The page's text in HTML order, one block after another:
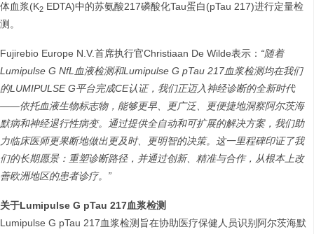
体血浆(K2 EDTA)中的苏氨酸217磷酸化Tau蛋白(pTau 217)进行定量检
测。
Fujirebio Europe N.V.首席执行官Christiaan De Wilde表示： “随着
Lumipulse G NfL血液检测和Lumipulse G pTau 217血浆检测均在我们
的LUMIPULSE G平台完成CE认证，我们正迈入神经诊断的全新时代
——依托血液生物标志物，能够更早、更广泛、更便捷地洞察阿尔茨海
默病和神经退行性病变。通过提供全自动和可扩展的解决方案，我们助
力临床医师更果断地做出更及时、更明智的决策。这一里程碑印证了我
们的长期愿景：重塑诊断路径，并通过创新、精准与合作，从根本上改
善欧洲地区的患者诊疗。”
关于Lumipulse G pTau 217血浆检测
Lumipulse G pTau 217血浆检测旨在协助医疗保健人员识别阿尔茨海默